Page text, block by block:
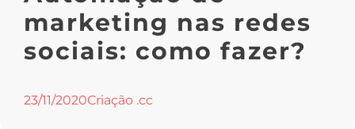
marketing nas redes
sociais: como fazer?
23/11/2020Criação .cc